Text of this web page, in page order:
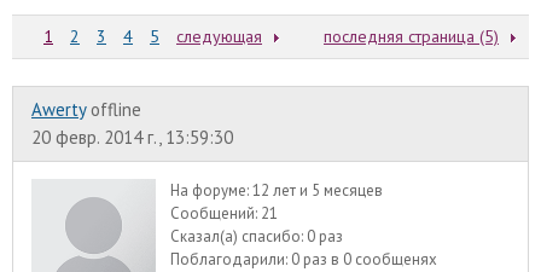
1 2 3 4 5 следующая последняя страница (5)
Awerty offline
20 февр. 2014 г., 13:59:30
На форуме:12 лет и 5 месяцев
Сообщений: 21
Сказал(а) спасибо: 0 раз
Поблагодарили: 0 раз в 0 сообщенях